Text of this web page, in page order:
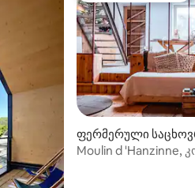
ფერმერული
(Florennes)
Moulin d 'Hanzinne,